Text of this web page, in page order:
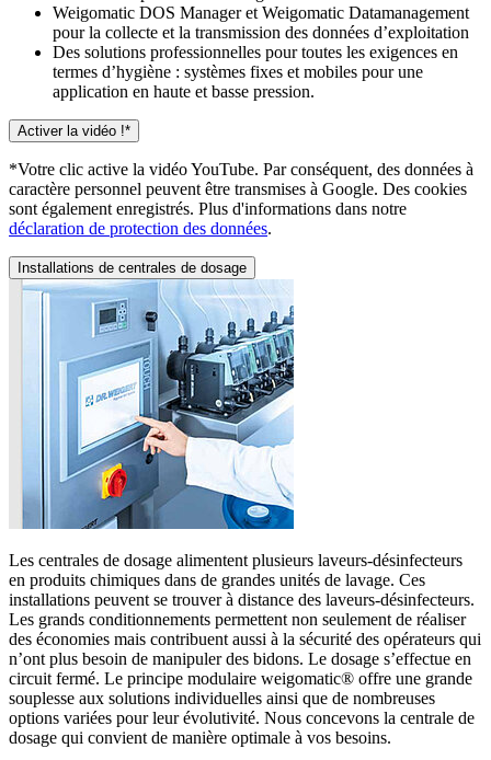
Weigomatic DOS Manager et Weigomatic Datamanagement
pour la collecte et la transmission des données d’exploitation
Des solutions professionnelles pour toutes les exigences en
termes d’hygiène : systèmes fixes et mobiles pour une
application en haute et basse pression.
Activer la vidéo !*
*Votre clic active la vidéo YouTube. Par conséquent, des données à
caractère personnel peuvent être transmises à Google. Des cookies
sont également enregistrés. Plus d'informations dans notre
déclaration de protection des données.
Installations de centrales de dosage
Les centrales de dosage alimentent plusieurs laveurs-désinfecteurs
en produits chimiques dans de grandes unités de lavage. Ces
installations peuvent se trouver à distance des laveurs-désinfecteurs.
Les grands conditionnements permettent non seulement de réaliser
des économies mais contribuent aussi à la sécurité des opérateurs qui
n’ont plus besoin de manipuler des bidons. Le dosage s’effectue en
circuit fermé. Le principe modulaire weigomatic® offre une grande
souplesse aux solutions individuelles ainsi que de nombreuses
options variées pour leur évolutivité. Nous concevons la centrale de
dosage qui convient de manière optimale à vos besoins.